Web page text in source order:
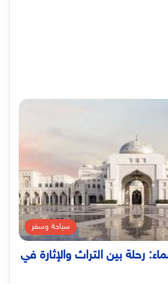
سياحة وسفر
رحلة بين التراث والإثارة في